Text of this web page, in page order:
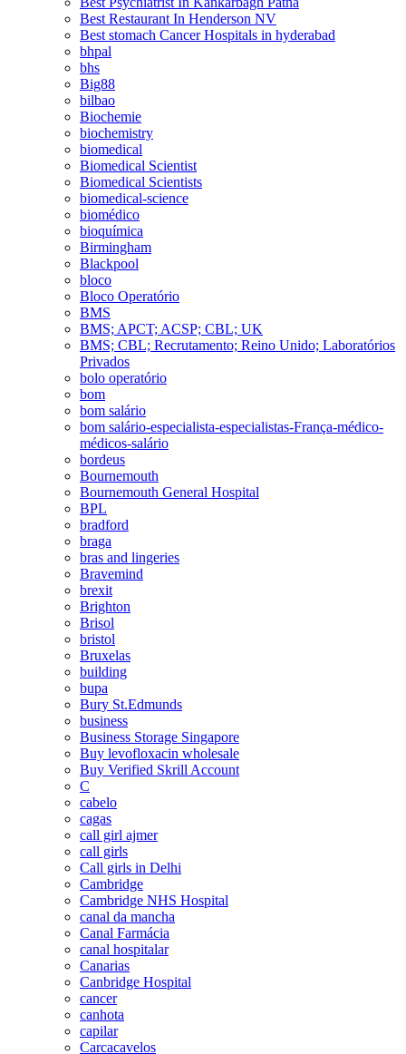
Best Restaurant In Henderson NV
Best stomach Cancer Hospitals in hyderabad
bhpal
bhs
Big88
bilbao
Biochemie
biochemistry
biomedical
Biomedical Scientist
Biomedical Scientists
biomedical-science
biomédico
bioquímica
Birmingham
Blackpool
bloco
Bloco Operatório
BMS
BMS; APCT; ACSP; CBL; UK
BMS; CBL; Recrutamento; Reino Unido; Laboratórios
Privados
bolo operatório
bom
bom salário
bom salário-especialista-especialistas-França-médico-
médicos-salário
bordeus
Bournemouth
Bournemouth General Hospital
BPL
bradford
braga
bras and lingeries
Bravemind
brexit
Brighton
Brisol
bristol
Bruxelas
building
bupa
Bury St.Edmunds
business
Business Storage Singapore
Buy levofloxacin wholesale
Buy Verified Skrill Account
C
cabelo
cagas
call girl ajmer
call girls
Call girls in Delhi
Cambridge
Cambridge NHS Hospital
canal da mancha
Canal Farmácia
canal hospitalar
Canarias
Canbridge Hospital
cancer
canhota
capilar
Carcacavelos